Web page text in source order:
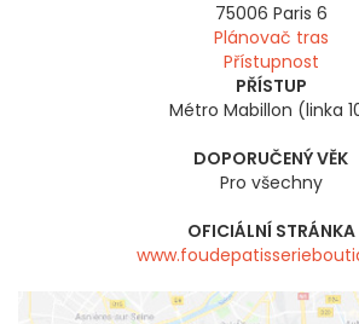
75006 Paris 6
Plánovač tras
Přístupnost
PŘÍSTUP
Métro Mabillon (linka
DOPORUČENÝ VĚK
Pro všechny
OFICIÁLNÍ STRÁNKA